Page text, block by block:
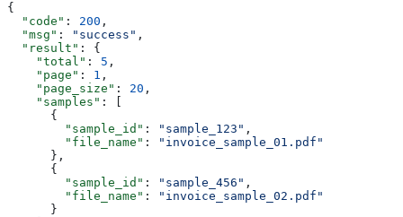
{
  "code"
: 200 ,
  "msg"
: "success" ,
  "result"
: {
    "total"
: 5 ,
    "page"
: 1 ,
    "page_size"
: 20 ,
    "samples"
: [
      {
        "sample_id"
: "sample_123" ,
        "file_name"
:
"invoice_sample_01.pdf"
      },
      {
        "sample_id"
: "sample_456" ,
        "file_name"
:
"invoice_sample_02.pdf"
      }